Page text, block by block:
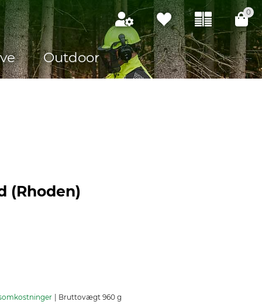
0
Outdoor
(Rhoden)
Bruttovægt 960 g